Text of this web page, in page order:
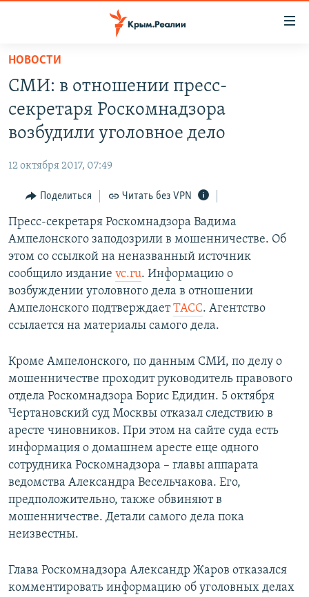
Вернуться
основному
содержанию
Вернутся
главной
навигации
Вернутся
поиску
ГРУЗ 200
11 ЛЕТ ОККУПАЦИИ КРЫМА. 11 ИСТОРИЙ СОПРОТИВЛЕНИЯ
ВОДА
ЕЩЕ
ИНТЕРАКТИВ
ИНФОГРАФИКА
ТЕЛЕПРОЕКТ КРЫМ.РЕАЛИИ
СОВЕТЫ ПРАВОЗАЩИТНИКОВ
ПРОПАВШИЕ БЕЗ ВЕСТИ
ПОБЕДИТЕЛЕЙ НЕ СУДЯТ?
УКРАИНСКАЯ ПРОБЛЕМА КРЫМА
РАДІО СВОБОДА
КАК ОБОЙТИ БЛОКИРОВКУ
Українською
Qırımtatar
ПРИСОЕДИНЯЙТЕСЬ!
Все сайты RFE/RL
НОВОСТИ
СМИ: в отношении пресс-
секретаря Роскомнадзора
возбудили уголовное дело
12 октября 2017, 07:49
Поделиться Читать без VPN
Пресс-секретаря Роскомнадзора Вадима
Ампелонского заподозрили в мошенничестве. Об
этом со ссылкой на неназванный источник
сообщило издание vc.ru. Информацию о
возбуждении уголовного дела в отношении
Ампелонского подтверждаетТАСС. Агентство
ссылается на материалы самого дела.
Кроме Ампелонского, по данным СМИ, по делу о
мошенничестве проходит руководитель правового
отдела Роскомнадзора Борис Едидин. 5 октября
Чертановский суд Москвы отказал следствию в
аресте чиновников. При этом на сайте суда есть
информация о домашнем аресте еще одного
сотрудника Роскомнадзора – главы аппарата
ведомства Александра Весельчакова. Его,
предположительно, также обвиняют в
мошенничестве. Детали самого дела пока
неизвестны.
Глава Роскомнадзора Александр Жаров отказался
комментировать информацию об уголовных делах